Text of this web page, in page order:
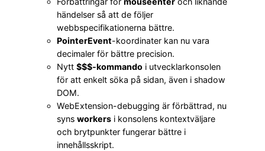
händelser så att de följer
webbspecifikationerna bättre.
PointerEvent-koordinater kan nu vara
decimaler för bättre precision.
Nytt $$$-kommando i utvecklarkonsolen
för att enkelt söka på sidan, även i shadow
DOM.
WebExtension-debugging är förbättrad, nu
syns workers i konsolens kontextväljare
och brytpunkter fungerar bättre i
innehållsskript.